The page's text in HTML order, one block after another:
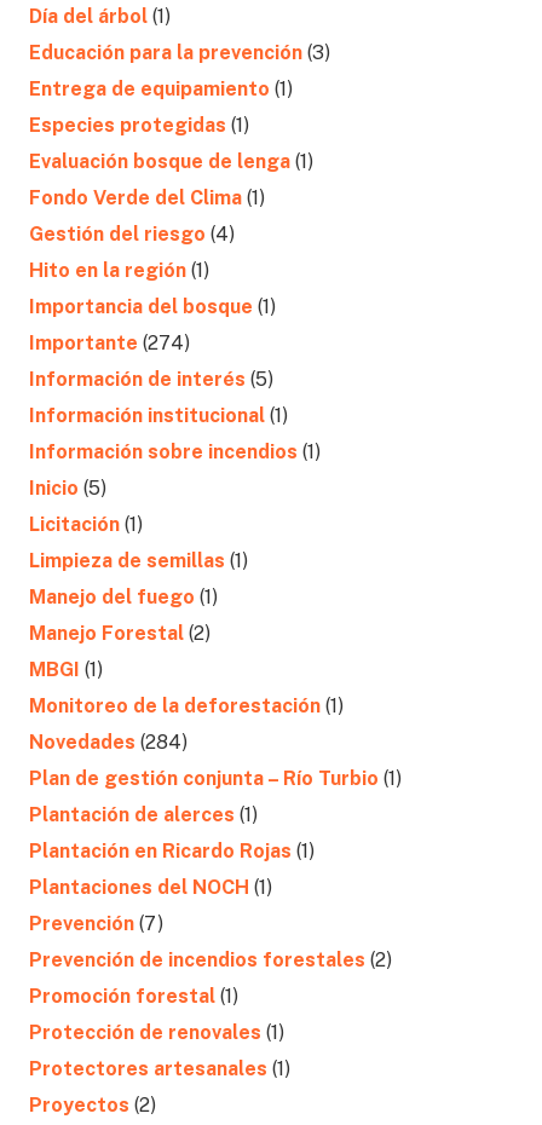
Día del árbol (1)
Educación para la prevención (3)
Entrega de equipamiento (1)
Especies protegidas (1)
Evaluación bosque de lenga (1)
Fondo Verde del Clima (1)
Gestión del riesgo (4)
Hito en la región (1)
Importancia del bosque (1)
Importante (274)
Información de interés (5)
Información institucional (1)
Información sobre incendios (1)
Inicio (5)
Licitación (1)
Limpieza de semillas (1)
Manejo del fuego (1)
Manejo Forestal (2)
MBGI (1)
Monitoreo de la deforestación (1)
Novedades (284)
Plan de gestión conjunta – Río Turbio (1)
Plantación de alerces (1)
Plantación en Ricardo Rojas (1)
Plantaciones del NOCH (1)
Prevención (7)
Prevención de incendios forestales (2)
Promoción forestal (1)
Protección de renovales (1)
Protectores artesanales (1)
Proyectos (2)